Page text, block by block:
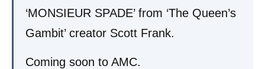
‘MONSIEUR SPADE’ from ‘The Queen’s
Gambit’ creator Scott Frank.
Coming soon to AMC.